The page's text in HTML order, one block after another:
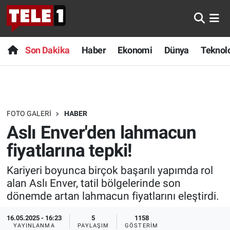
Son Dakika Haber Ekonomi Dünya
FOTO GALERI HABER
Aslı Enver'den lahmacun
fiyatlarına tepki!
Kariyeri boyunca birçok başarılı yapımda rol
alan Aslı Enver, tatil bölgelerinde son
dönemde artan lahmacun fiyatlarını eleştirdi.
16.05.2025 - 16:23
YAYINLANMA
5
PAYLAŞIM
1158
GÖSTERIM
Anında Manşet
Başka Sohbetler
Bilim turu
Bilim ve Teknoloji Evreni
Doğa Konuşuyor
Dünya
Ege Saati
Son Dakika
Haber
Dünya
Teknoloji
Sağlık
Spor
Yayın Akışı
Nöbetçi Eczaneler
Hava Durumu
Trafik Durumu
Süper Lig Puan Durumu ve Fikstür
Tüm Manşetler
Son Dakika Haberleri
Haber Arşivi